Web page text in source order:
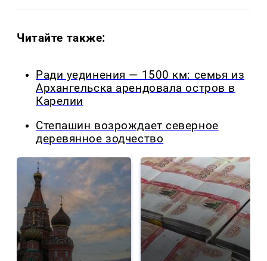
Читайте также:
Ради уединения — 1500 км: семья из
Архангельска арендовала остров в
Карелии
Степашин возрождает северное
деревянное зодчество